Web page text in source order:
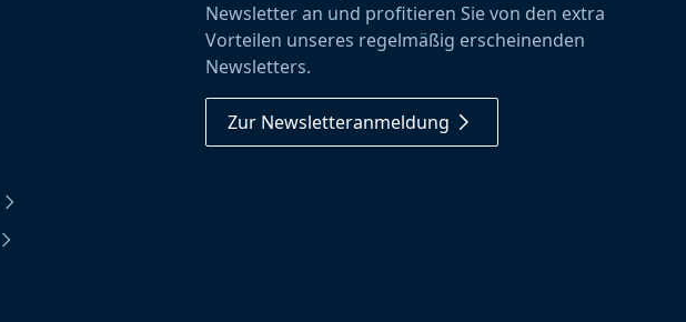
Newsletter an und profitieren Sie von den extra
Vorteilen unseres regelmäßig erscheinenden
Newsletters.
Zur Newsletteranmeldung